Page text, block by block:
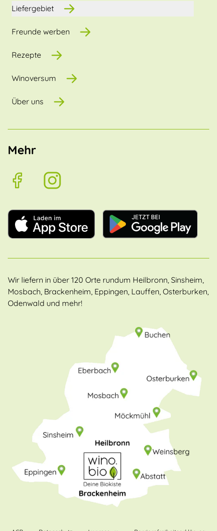
Liefergebiet
Freunde werben
Rezepte
Winoversum
Über uns
Mehr
Wir liefern in über 120 Orte rundum Heilbronn, Sinsheim,
Mosbach, Brackenheim, Eppingen, Lauffen, Osterburken,
Odenwald und mehr!